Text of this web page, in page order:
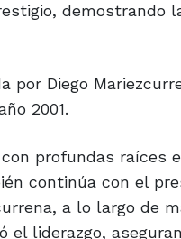
demostrando
por Diego
2001.
profundas raíces
continúa con el
a lo largo de
el liderazgo,